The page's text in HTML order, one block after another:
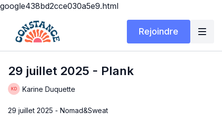
google438bd2cce030a5e9.html
Rejoindre
29 juillet 2025 - Plank
Karine Duquette
29 juillet 2025 - Nomad&Sweat